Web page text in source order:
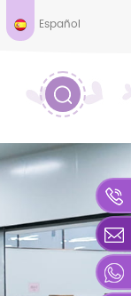
Español